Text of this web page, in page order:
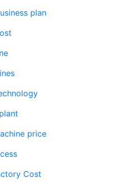
plan
price
Cost